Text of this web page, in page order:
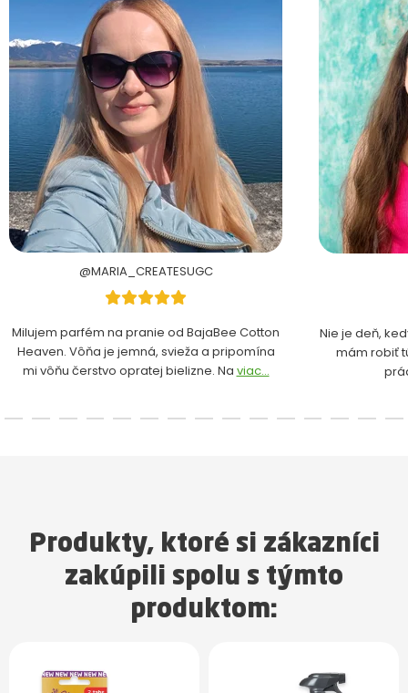
@MARIA_CREATESUGC
Milujem parfém na pranie od BajaBee Cotton
Heaven. Vôňa je jemná, svieža a pripomína
mi vôňu čerstvo opratej bielizne. Na viac...
Nie je deň,
mám robiť
Produkty, ktoré si zákazníci
zakúpili spolu s týmto
produktom: